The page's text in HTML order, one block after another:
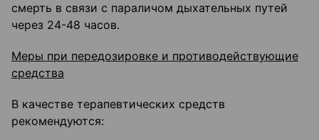
смерть в связи с параличом дыхательных путей
через 24-48 часов.
Меры при передозировке и противодействующие
средства
В качестве терапевтических средств
рекомендуются: